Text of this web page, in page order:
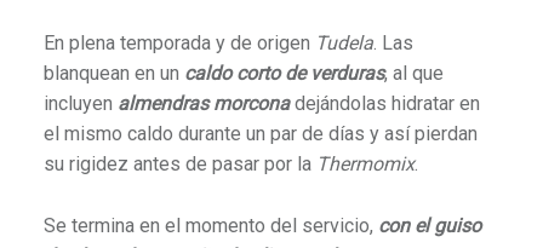
En plena temporada y de origen Tudela. Las
blanquean en un caldo corto de verduras, al que
incluyen almendras morconadejándolas hidratar en
el mismo caldo durante un par de días y así pierdan
su rigidez antes de pasar por la Thermomix.
Se termina en el momento del servicio, con el guiso